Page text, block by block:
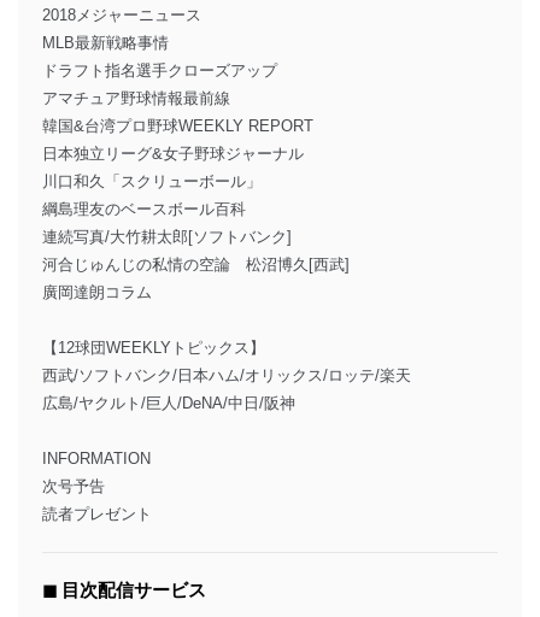
2018メジャーニュース
MLB最新戦略事情
ドラフト指名選手クローズアップ
アマチュア野球情報最前線
韓国&台湾プロ野球WEEKLY REPORT
日本独立リーグ&女子野球ジャーナル
川口和久「スクリューボール」
綱島理友のベースボール百科
連続写真/大竹耕太郎[ソフトバンク]
河合じゅんじの私情の空論 松沼博久[西武]
廣岡達朗コラム
【12球団WEEKLYトピックス】
西武/ソフトバンク/日本ハム/オリックス/ロッテ/楽天
広島/ヤクルト/巨人/DeNA/中日/阪神
INFORMATION
次号予告
読者プレゼント
◼︎ 目次配信サービス